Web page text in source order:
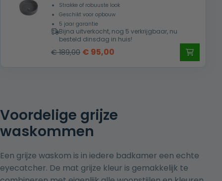
Strakke of robuuste look
Geschikt voor opbouw
5 jaar garantie
Bijna uitverkocht, nog 5 verkrijgbaar, nu
besteld dinsdag in huis!
€189,00 Oorspronkelijke
€ 95,00
Voordelige grijze
waskommen
Een grijze waskom is in iedere badkamer een echte
eyecatcher. De mat grijze kleur is gemakkelijk te